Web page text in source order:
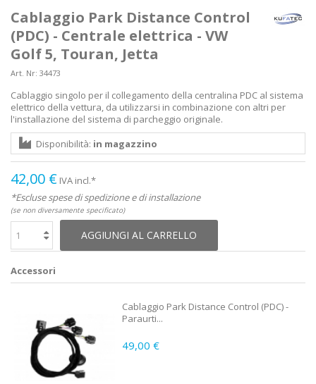
Cablaggio Park Distance Control
(PDC) - Centrale elettrica - VW
Golf 5, Touran, Jetta
Art. Nr: 34473
Cablaggio singolo per il collegamento della centralina PDC al sistema
elettrico della vettura, da utilizzarsi in combinazione con altri per
l'installazione del sistema di parcheggio originale.
Disponibilità: in magazzino
42,00 € IVA incl.*
*Escluse spese di spedizione e di installazione
(se non diversamente specificato)
AGGIUNGI AL CARRELLO
Accessori
Cablaggio Park Distance Control (PDC) -
Paraurti...
49,00 €